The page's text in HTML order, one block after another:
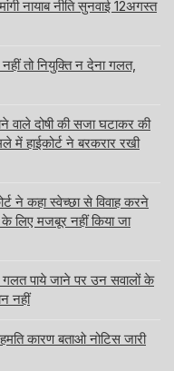
नायाब नीति सुनवाई 12अगस्त
तो नियुक्ति न देना गलत,
दोषी की सजा घटाकर की
में हाईकोर्ट ने बरकरार रखी
ने कहा स्वेच्छा से विवाह करने
के लिए मजबूर नहीं किया जा
गलत पाये जाने पर उन सवालों के
नहीं
कारण बताओ नोटिस जारी